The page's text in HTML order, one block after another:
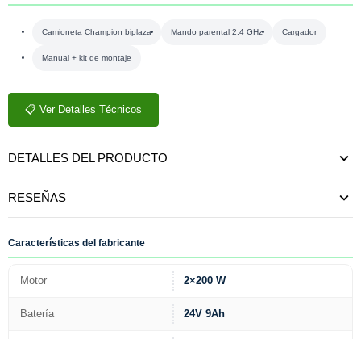
Camioneta Champion biplaza Mando parental 2.4 GHz Cargador
Manual + kit de montaje
📋 Ver Detalles Técnicos
DETALLES DEL PRODUCTO
RESEÑAS
Características del fabricante
Motor 2×200 W
Batería 24V 9Ah